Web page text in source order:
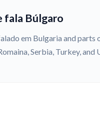
fala Búlgaro
em Bulgaria and parts
Serbia, Turkey, and